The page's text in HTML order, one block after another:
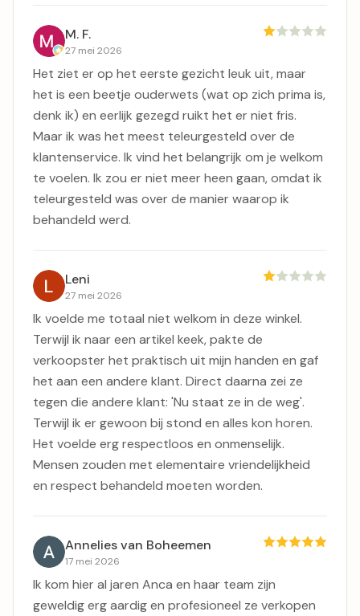
M. F.
27 mei 2026
Het ziet er op het eerste gezicht leuk uit, maar
het is een beetje ouderwets (wat op zich prima is,
denk ik) en eerlijk gezegd ruikt het er niet fris.
Maar ik was het meest teleurgesteld over de
klantenservice. Ik vind het belangrijk om je welkom
te voelen. Ik zou er niet meer heen gaan, omdat ik
teleurgesteld was over de manier waarop ik
behandeld werd.
Leni
27 mei 2026
Ik voelde me totaal niet welkom in deze winkel.
Terwijl ik naar een artikel keek, pakte de
verkoopster het praktisch uit mijn handen en gaf
het aan een andere klant. Direct daarna zei ze
tegen die andere klant: 'Nu staat ze in de weg'.
Terwijl ik er gewoon bij stond en alles kon horen.
Het voelde erg respectloos en onmenselijk.
Mensen zouden met elementaire vriendelijkheid
en respect behandeld moeten worden.
Annelies van Boheemen
17 mei 2026
Ik kom hier al jaren Anca en haar team zijn
geweldig erg aardig en profesioneel ze verkopen